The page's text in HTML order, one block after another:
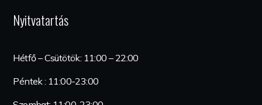
Nyitvatartás
Hétfő – Csütötök: 11:00 – 22:00
Péntek : 11:00-23:00